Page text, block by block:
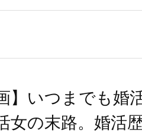
】いつまでも
女の末路。婚活